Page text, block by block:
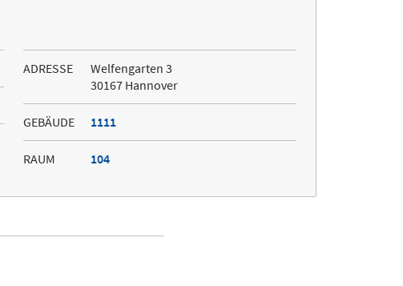
ADRESSE
Welfengarten 3
30167 Hannover
GEBÄUDE 1111
RAUM 104